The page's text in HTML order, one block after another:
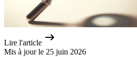
Lire l'article
Mis à jour le 25 juin 2026